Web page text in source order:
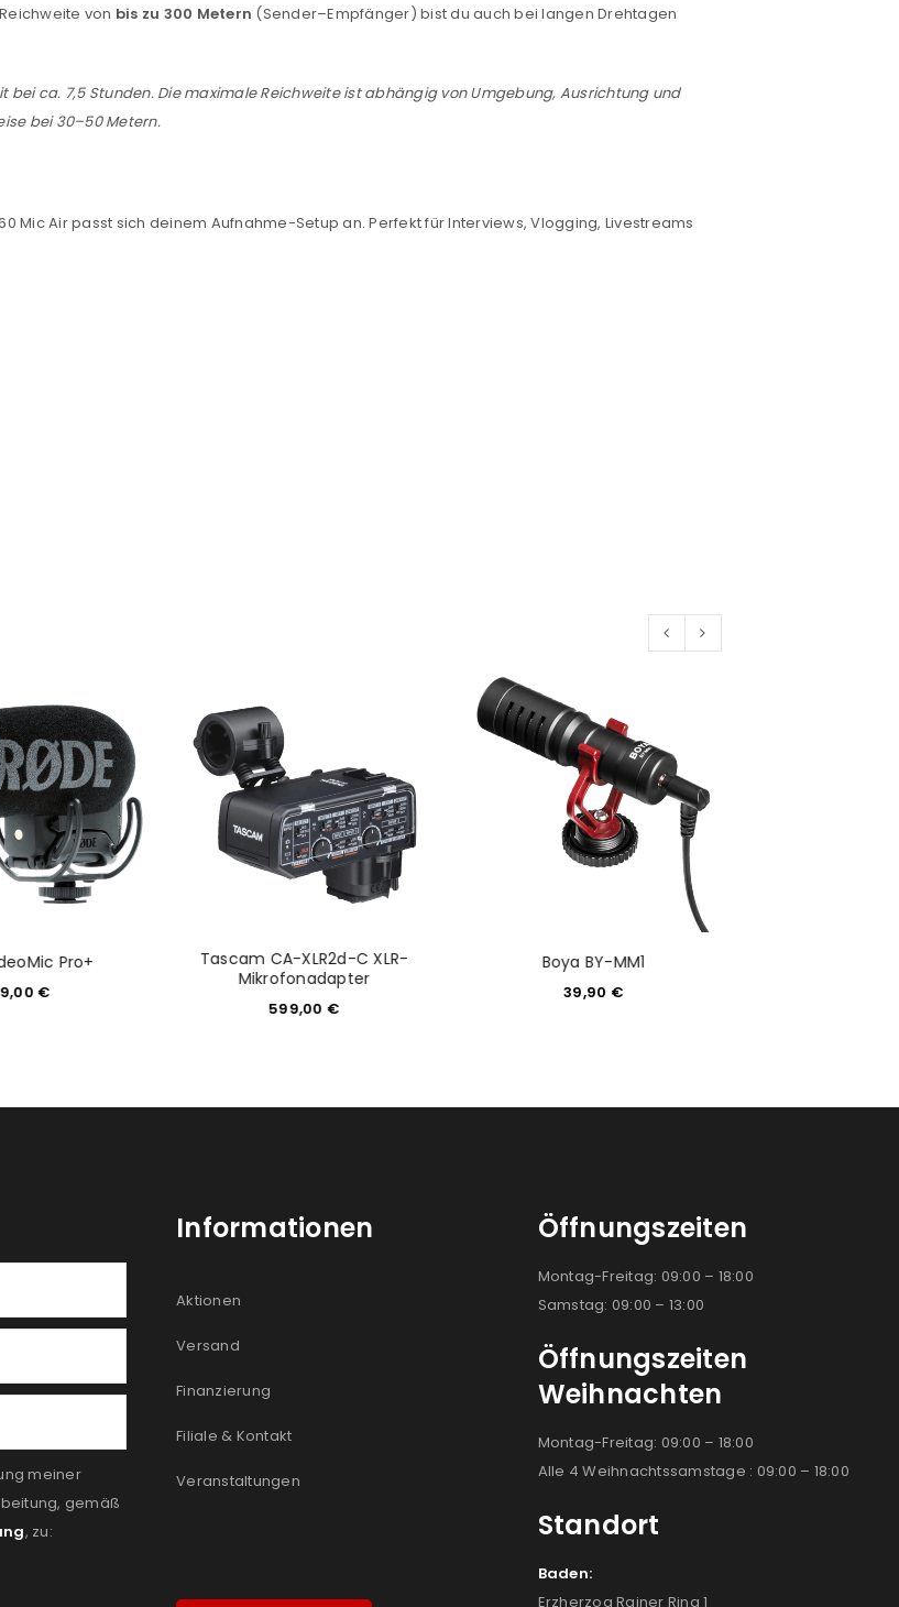
von bis zu 300 Metern (Sender–Empfänger) bist du auch bei langen Drehtagen
bei ca. 7,5 Stunden. Die maximale Reichweite ist abhängig von Umgebung, Ausrichtung und
bei 30–50 Metern.
Mic Air passt sich deinem Aufnahme-Setup an. Perfekt für Interviews, Vlogging, Livestreams
Pro+
€
Tascam CA-XLR2d-C XLR-
Mikrofonadapter
599,00 €
Boya BY-MM1
39,90 €
meiner
gemäß
, zu:
Informationen
Aktionen
Versand
Finanzierung
Filiale & Kontakt
Veranstaltungen
Öffnungszeiten
Montag-Freitag: 09:00 – 18:00
Samstag: 09:00 – 13:00
Öffnungszeiten
Weihnachten
Montag-Freitag: 09:00 – 18:00
Alle 4 Weihnachtssamstage : 09:00 – 18:00
Standort
Baden:
Erzherzog Rainer Ring 1